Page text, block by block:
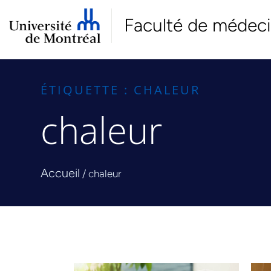
Faculté de
ÉTIQUETTE : CHALEUR
chaleur
Accueil /chaleur